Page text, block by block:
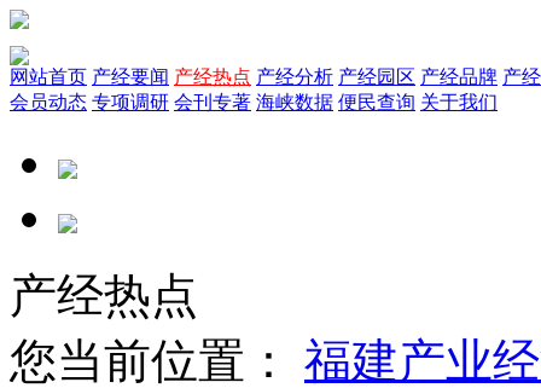
网站首页 产经要闻 产经热点 产经分析 产经园区 产经品牌 产
会员动态 专项调研 会刊专著 海峡数据 便民查询 关于我们
产经热点
您当前位置： 福建产业